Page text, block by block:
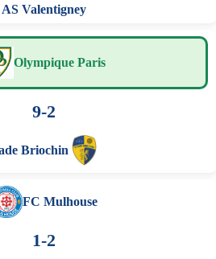
AS Valentigney
Olympique Paris
9-2
Briochin
FC Mulhouse
1-2